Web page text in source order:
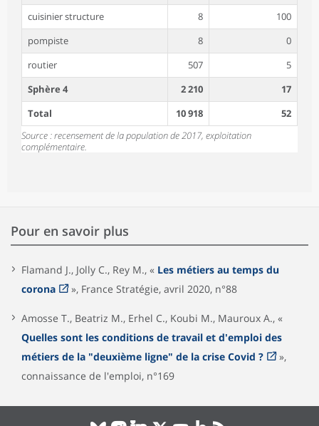
cuisinier structure
8
100
pompiste
8
0
routier
507
5
Sphère 4
2 210
17
Total
10 918
52
Source : recensement de la population de 2017, exploitation
complémentaire.
Pour en savoir plus
Flamand J., Jolly C., Rey M., « Les métiers au temps du
corona
», France Stratégie, avril 2020, n°88
Amosse T., Beatriz M., Erhel C., Koubi M., Mauroux A., «
Quelles sont les conditions de travail et d'emploi des
métiers de la "deuxième ligne" de la crise Covid ?
»,
connaissance de l'emploi, n°169